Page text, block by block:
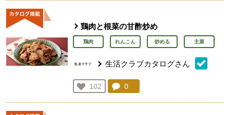
鶏肉と根菜の甘酢炒め
鶏肉 れんこん 炒める 主菜
生活クラブカタログさん
お気に入り登録：
102
人が登録
コメント：
0